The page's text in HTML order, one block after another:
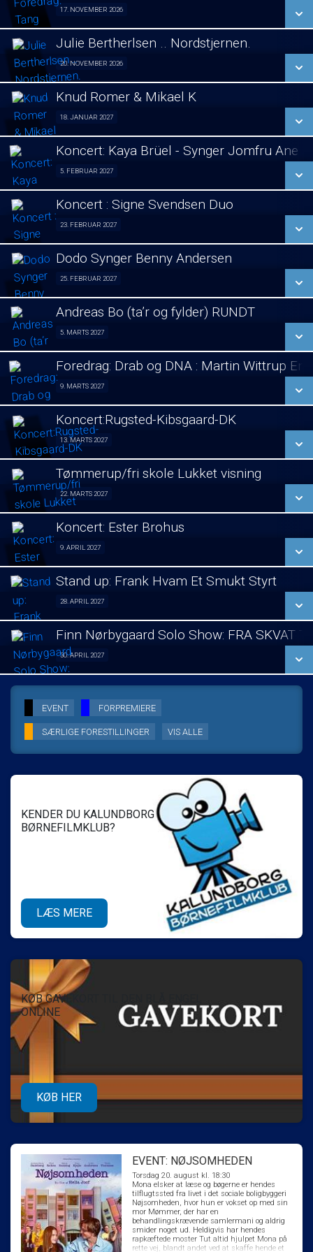
SE ALLE DAGE
LÆS MERE
17. NOVEMBER 2026Foredrag fra Århus 17/11
SE ALLE DAGE
LÆS MERE
Julie Bertherlsen .. Nordstjernen.
20. NOVEMBER 2026Jule koncert. 20/11
LÆS MERE
Knud Romer & Mikael K
18. JANUAR 2027
LÆS MERE
Koncert: Kaya Brüel - Synger Jomfru Ane
5. FEBRUAR 2027
LÆS MERE
Koncert : Signe Svendsen Duo
23. FEBRUAR 2027
Koncert : Signe Svendsen Duo 23/02
LÆS MERE
Dodo Synger Benny Andersen
25. FEBRUAR 2027
LÆS MERE
Andreas Bo (ta’r og fylder) RUNDT
5. MARTS 2027
LÆS MERE
Foredrag: Drab og DNA : Martin Wittrup
9. MARTS 2027
LÆS MERE
Koncert:Rugsted-Kibsgaard-DK
13. MARTS 2027
LÆS MERE
Tømmerup/fri skole Lukket visning
22. MARTS 2027Lukket visning 22/03
LÆS MERE
Koncert: Ester Brohus
9. APRIL 2027
LÆS MERE
Stand up: Frank Hvam Et Smukt Styrt
28. APRIL 2027
LÆS MERE
Finn Nørbygaard Solo Show: FRA SKVAT
30. APRIL 2027
SE ALLE DAGE
LÆS MERE
EVENT FORPREMIERE
SÆRLIGE FORESTILLINGER VIS ALLE
KENDER DU KALUNDBORG
BØRNEFILMKLUB?
LÆS MERE
KØB GAVEKORT TIL DEN BLÅ ENGEL
ONLINE
KØB HER
EVENT: NØJSOMHEDEN
Torsdag 20. august kl. 18:30
Mona elsker at læse og bøgerne er hendes
tilflugtssted fra livet i det sociale boligbyggeri
Nøjsomheden, hvor hun er vokset op med sin
mor Mømmer, der har en
behandlingskrævende samlermani og aldrig
smider noget ud. Heldigvis har hendes
rapkæftede moster Tut altid hjulpet Mona på
rette vej, blandt andet ved at skaffe hende et